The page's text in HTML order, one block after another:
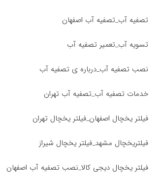
تصفیه آب_تصفیه آب اصفهان
تسویه آب_تعمیر تصفیه آب
نصب تصفیه آب_درباره ی تصفیه آب
خدمات تصفیه آب_تصفیه آب تهران
فیلتر یخچال اصفهان_فیلتر یخچال تهران
فیلتریخچال مشهد_فیلتر یخچال شیراز
فیلتر یخچال دیجی کالا_نصب تصفیه آب اصفهان